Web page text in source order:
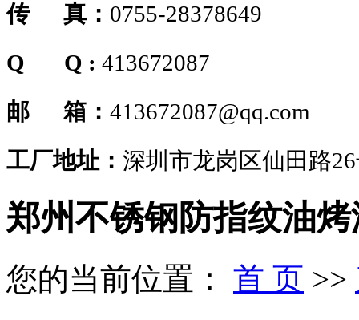
传 真： 0755-28378649
Q Q : 413672087
邮 箱： 413672087@qq.com
工厂地址： 深圳市龙岗区仙田路
郑州不锈钢防指纹油烤
您的当前位置： 首 页 >>